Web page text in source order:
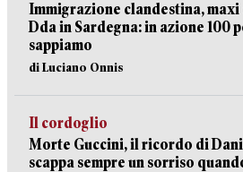
Immigrazione clandestina,
Dda in Sardegna: in azione 100
sappiamo
di Luciano Onnis
Il cordoglio
Morte Guccini, il ricordo di
scappa sempre un sorriso